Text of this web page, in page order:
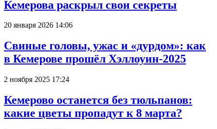
Кемерова раскрыл свои секреты
20 января 2026 14:06
Свиные головы, ужас и «дурдом»: как
в Кемерове прошёл Хэллоуин-2025
2 ноября 2025 17:24
Кемерово останется без тюльпанов:
какие цветы пропадут к 8 марта?